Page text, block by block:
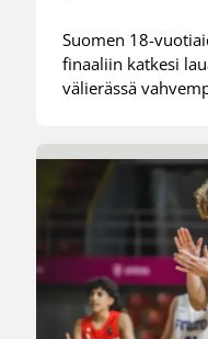
Suomen 18-
finaaliin katkesi
välierässä